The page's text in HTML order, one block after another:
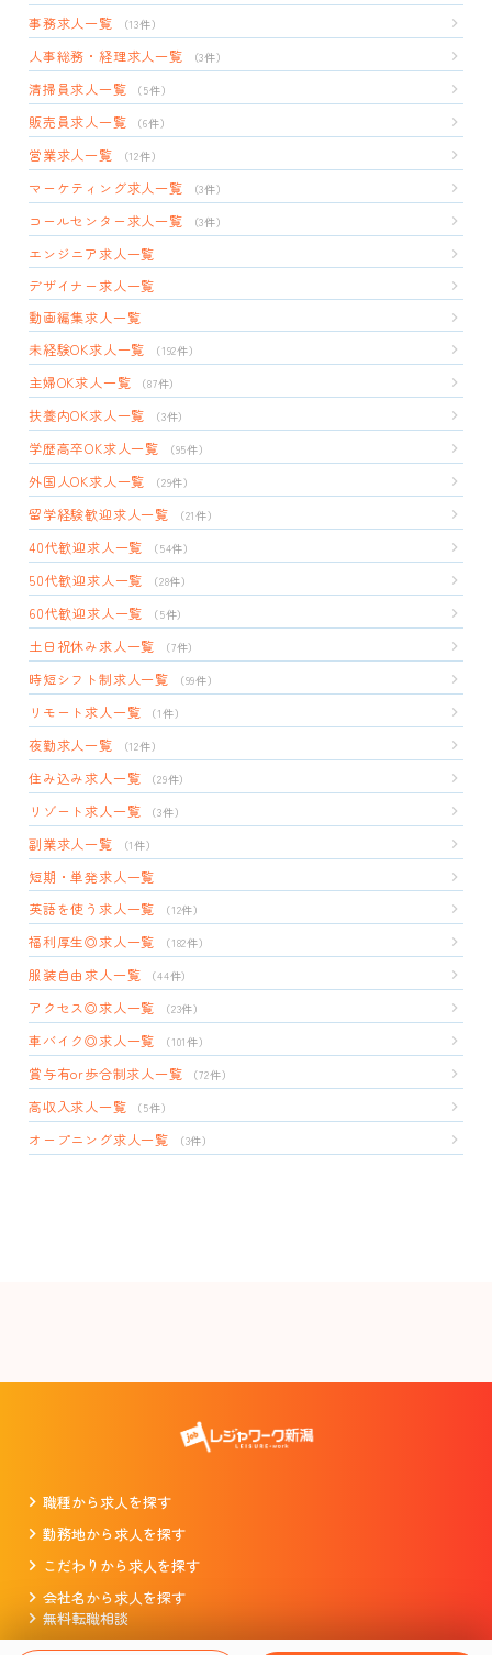
事務求人一覧 （13件）
人事総務・経理求人一覧 （3件）
清掃員求人一覧 （5件）
販売員求人一覧 （6件）
営業求人一覧 （12件）
マーケティング求人一覧 （3件）
コールセンター求人一覧 （3件）
エンジニア求人一覧
デザイナー求人一覧
動画編集求人一覧
未経験OK求人一覧
（192件）
主婦OK求人一覧 （87件）
扶養内OK求人一覧 （3件）
学歴高卒OK求人一覧 （95件）
外国人OK求人一覧 （29件）
留学経験歓迎求人一覧 （21件）
40代歓迎求人一覧 （54件）
50代歓迎求人一覧 （28件）
60代歓迎求人一覧 （5件）
土日祝休み求人一覧 （7件）
時短シフト制求人一覧 （99件）
リモート求人一覧 （1件）
夜勤求人一覧 （12件）
住み込み求人一覧 （29件）
リゾート求人一覧 （3件）
副業求人一覧 （1件）
短期・単発求人一覧
英語を使う求人一覧
（12件）
福利厚生◎求人一覧 （182件）
服装自由求人一覧 （44件）
アクセス◎求人一覧 （23件）
車バイク◎求人一覧 （101件）
賞与有or歩合制求人一覧 （72件）
高収入求人一覧 （5件）
オープニング求人一覧 （3件）
職種から求人を探す
勤務地から求人を探す
こだわりから求人を探す
会社名から求人を探す
無料転職相談
掲載をお考えの企業様